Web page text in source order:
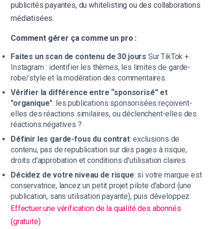
publicités payantes, du whitelisting ou des collaborations
médiatisées.
Comment gérer ça comme un pro :
Faites un scan de contenu de 30 jours Sur TikTok +
Instagram : identifier les thèmes, les limites de garde-
robe/style et la modération des commentaires.
Vérifier la différence entre “sponsorisé” et
"organique": les publications sponsorisées reçoivent-
elles des réactions similaires, ou déclenchent-elles des
réactions négatives ?
Définir les garde-fous du contrat: exclusions de
contenu, pas de republication sur des pages à risque,
droits d'approbation et conditions d'utilisation claires.
Décidez de votre niveau de risque: si votre marque est
conservatrice, lancez un petit projet pilote d'abord (une
publication, sans utilisation payante), puis développez.
Effectuer une vérification de la qualité des abonnés
(gratuite)